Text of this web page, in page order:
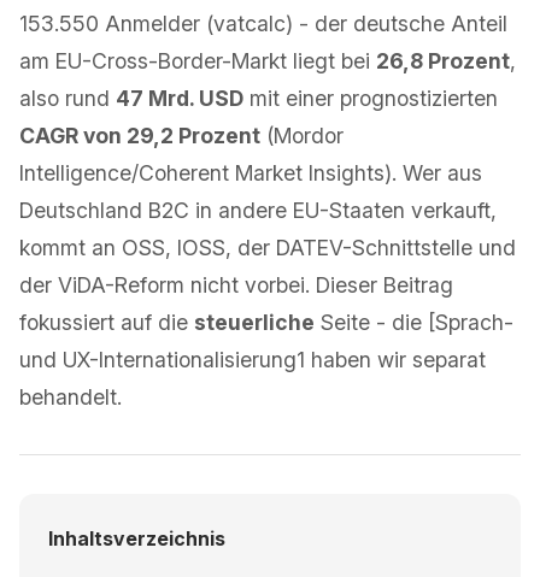
153.550 Anmelder (vatcalc) - der deutsche Anteil
am EU-Cross-Border-Markt liegt bei 26,8 Prozent,
also rund 47 Mrd. USD mit einer prognostizierten
CAGR von 29,2 Prozent (Mordor
Intelligence/Coherent Market Insights). Wer aus
Deutschland B2C in andere EU-Staaten verkauft,
kommt an OSS, IOSS, der DATEV-Schnittstelle und
der ViDA-Reform nicht vorbei. Dieser Beitrag
fokussiert auf die steuerliche Seite - die [Sprach-
und UX-Internationalisierung1 haben wir separat
behandelt.
Inhaltsverzeichnis